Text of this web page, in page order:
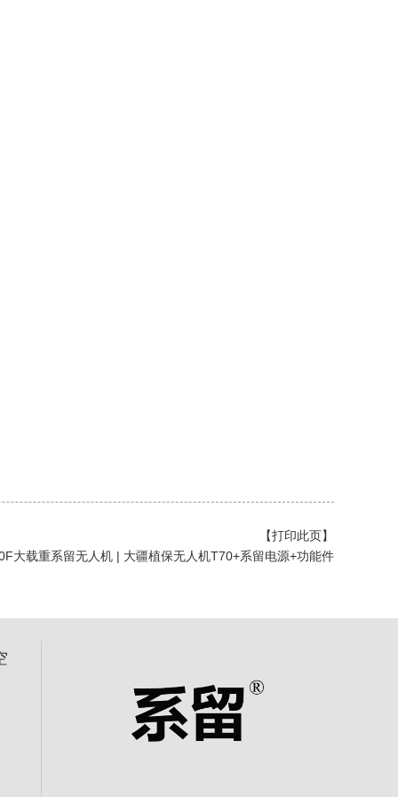
【打印此页】
大载重系留无人机 | 大疆植保无人机T70+系留电源+功能件